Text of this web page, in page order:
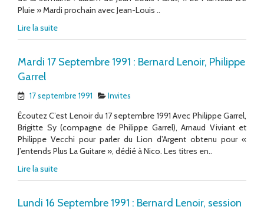
Pluie » Mardi prochain avec Jean-Louis ..
Lire la suite
Mardi 17 Septembre 1991 : Bernard Lenoir, Philippe
Garrel
17 septembre 1991 Invites
Écoutez C’est Lenoir du 17 septembre 1991 Avec Philippe Garrel,
Brigitte Sy (compagne de Philippe Garrel), Arnaud Viviant et
Philippe Vecchi pour parler du Lion d’Argent obtenu pour «
J’entends Plus La Guitare », dédié à Nico. Les titres en..
Lire la suite
Lundi 16 Septembre 1991 : Bernard Lenoir, session